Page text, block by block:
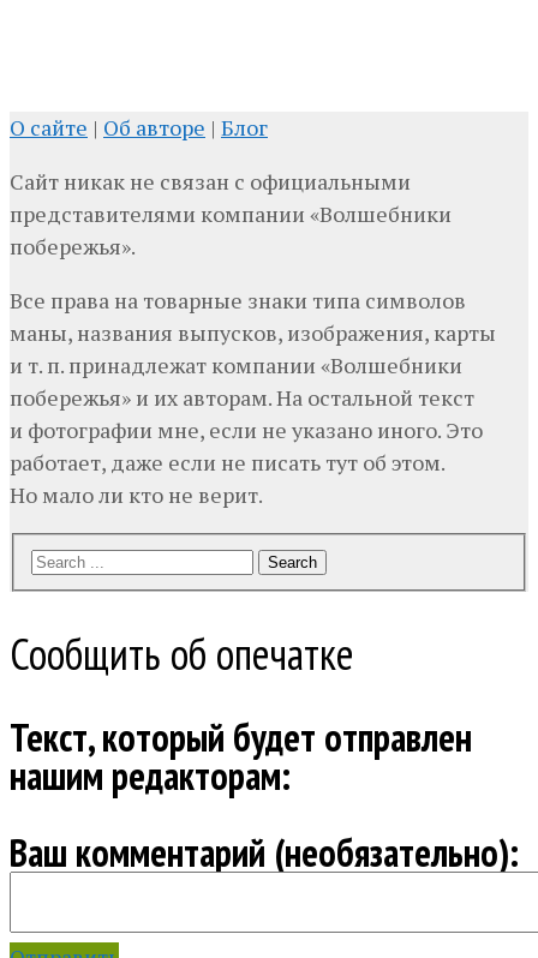
О сайте | Об авторе | Блог
Сайт никак не связан с официальными
представителями компании «Волшебники
побережья».
Все права на товарные знаки типа символов
маны, названия выпусков, изображения, карты
и т. п. принадлежат компании «Волшебники
побережья» и их авторам. На остальной текст
и фотографии мне, если не указано иного. Это
работает, даже если не писать тут об этом.
Но мало ли кто не верит.
Search
Сообщить об опечатке
Текст, который будет отправлен
нашим редакторам:
Ваш комментарий (необязательно):